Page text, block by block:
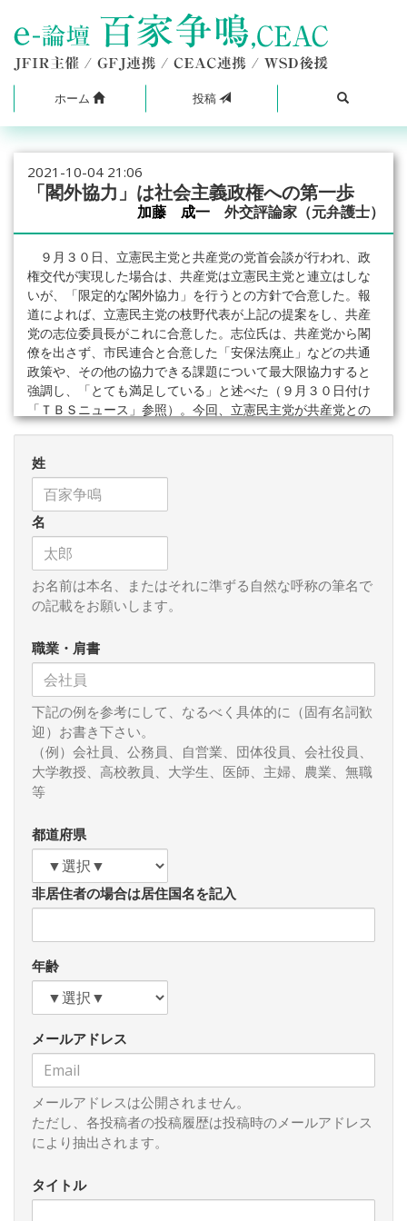
ホーム 投稿
2021-10-04 21:06
「閣外協力」は社会主義政権への第一歩
加藤 成一 外交評論家（元弁護士）
９月３０日、立憲民主党と共産党の党首会談が行われ、政
権交代が実現した場合は、共産党は立憲民主党と連立はしな
いが、「限定的な閣外協力」を行うとの方針で合意した。報
道によれば、立憲民主党の枝野代表が上記の提案をし、共産
党の志位委員長がこれに合意した。志位氏は、共産党から閣
僚を出さず、市民連合と合意した「安保法廃止」などの共通
政策や、その他の協力できる課題について最大限協力すると
強調し、「とても満足している」と述べた（９月３０日付け
「ＴＢＳニュース」参照）。今回、立憲民主党が共産党との
裁誕生、コロナ新規感染者急減等により激変したことであ
る。マスコミ各社の世論調査を見ても、直近の自民党の支持
率は軒並み上昇している。こうした選挙情勢の激変が、「政
権交代」を目指す立憲民主党に危機感や焦りをもたらしたの
であり、共産党との「閣外協力」を容認してまでも選挙区調
整（「小選挙区候補の一本化」）を進める必要に迫られた結
果と言えよう。
は、基本理念や基本政策の異なる共産党との「閣外協力」に
も反対していた（２０２１年６月２３日付け「時事ドットコ
ムニュース」参照）。「連合」の主張は至極まっとうであり
立憲民主党内で議論になったはずだ。その議論が表に出てこ
ないことやこれを踏まえない今回の合意は釈然としない。他
方、今回の合意につき共産党の志位委員長が画期的であると
満足するのは、かつて、日本において、共産党と他の野党が
「閣外協力」の合意をした例がないからである。旧日本社会
党ですら共産党と「閣外協力」の合意はしていない。今思え
不使用宣言も「閣外協力」合意のための地ならしであったと
考えれば、よく考えられた戦術である。
日本共産党の当面の革命戦略は、「さしあたって一致でき
る目標の範囲で統一戦線を形成し、統一戦線の政府（「民主
四」参照）。したがって、今回の立憲民主党との「閣外協
力」の合意は共産党の革命戦略である統一戦線戦略の一部に
他ならない。立憲民主党は単に目先の「票欲しさ」のあま
り、現在も「破防法」の調査対象団体である共産党の上記革
盟」、中国共産党は「国共合作」という「統一戦線戦略」に
より社会主義革命を成功させたことを忘れてはならない。
「統一戦線戦略」は共産党の「常套手段」なのである。
今回の「閣外協力」の合意により、立憲民主党は「野党連
合政権」に一歩近づいた。共産党の志位委員長も９月３０日
の記者会見で、「今回の閣外協力の合意は、わが党が提唱し
け「しんぶん赤旗」参照）と述べている。改定党綱領の四、
姓
名
お名前は本名、またはそれに準ずる自然な呼称の筆名で
の記載をお願いします。
職業・肩書
下記の例を参考にして、なるべく具体的に（固有名詞歓
迎）お書き下さい。
（例）会社員、公務員、自営業、団体役員、会社役員、
大学教授、高校教員、大学生、医師、主婦、農業、無職
等
都道府県
非居住者の場合は居住国名を記入
年齢
メールアドレス
メールアドレスは公開されません。
ただし、各投稿者の投稿履歴は投稿時のメールアドレス
により抽出されます。
タイトル